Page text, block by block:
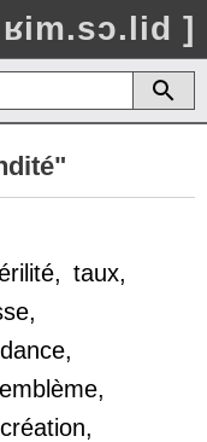
]
taux,
emblème,